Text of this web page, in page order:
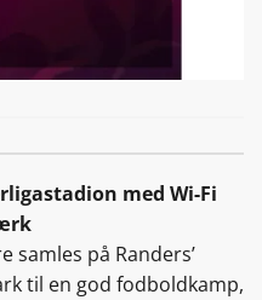
med Wi-Fi
samles på Randers’
til en god fodboldkamp,